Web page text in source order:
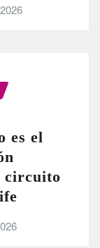
es el
circuito